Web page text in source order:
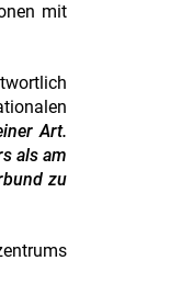
mit
Art.
als am
zu